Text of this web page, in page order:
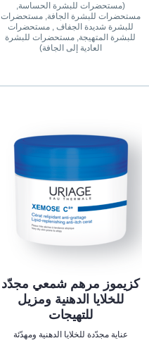
(مستحضرات للبشرة الحساسة,
مستحضرات للبشرة الجافة, مستحضرات
للبشرة شديدة الجفاف , مستحضرات
للبشرة المتهيجة, مستحضرات للبشرة
العادية إلى الجافة)
كزيموز مرهم شمعي مجدّد
للخلايا الدهنية ومزيل
للتهيجات
عناية مجدّدة للخلايا الدهنية ومهدّئة